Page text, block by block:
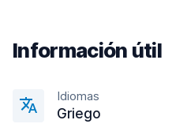
Información útil
Idiomas
Griego